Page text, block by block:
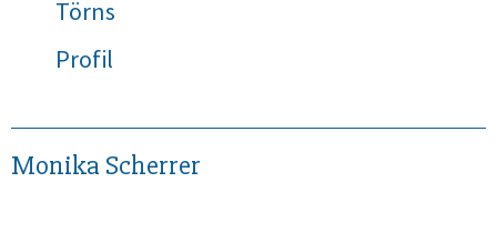
Törns
Profil
Monika Scherrer